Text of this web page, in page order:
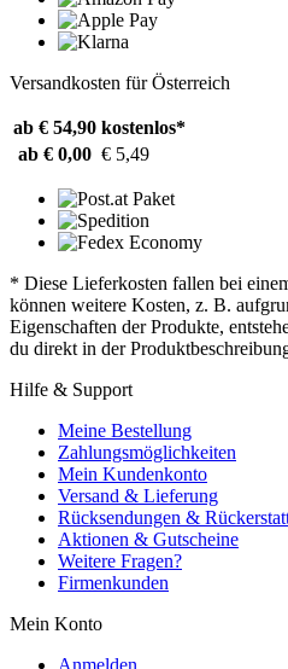
Versandkosten für Österreich
ab € 54,90 kostenlos*
ab € 0,00 € 5,49
* Diese Lieferkosten fallen bei
können weitere Kosten, z. B.
Eigenschaften der Produkte,
du direkt in der
Hilfe & Support
Meine Bestellung
Zahlungsmöglichkeiten
Mein Kundenkonto
Versand & Lieferung
Rücksendungen &
Aktionen & Gutscheine
Weitere Fragen?
Firmenkunden
Mein Konto
Anmelden